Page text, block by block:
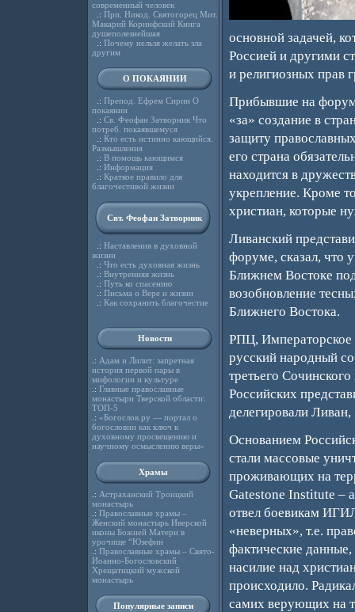
современный человек
.: Прп. Никод. Святогорец Мит.
Макарий Коринфский Книга
душеполезнейшая
.: Почему нельзя желать зла
другим
О ПОКАЯНИИ
.: Препод. Ефрем Сирин О
покаянии
.: Св. Феофан Затворник Что
потреб. покаявшемуся
.: Кто есть истинно кающийся.
Размышления
.: В помощь кающимся
.: Информация
.: Краткое правило для
благочестивой жизни
Свт. Феофан Затворник
.: Наставления в духовной
жизни
.: Что есть духовная жизнь
.: Внутренняя жизнь
.: Путь ко спасению
.: Письма о Вере и жизни
.: Как сохранить благочестие
Новости
.: Адам и Лилит: запретная
история первой пары в
мифологии и культуре
.: Главные православные
монастыри Тверской области:
ТОП-5
.: «Богослов.ру — портал о
богословии как ключ к
духовному просвещению и
научному осмыслению веры»
Храмы
.: Астраханский Троицкий
монастырь
.: Православные храмы –
Женский монастырь Иверской
иконы Божией Матери в
урочище “Юзефин
.: Православные храмы – Свято-
Иоанно-Богословский
Хрещатицкий мужской
монастырь
Популярные записи
основной задачей,
Россией и другими
и религиозных прав
Прибывшие на форум
«за» создание в
защиту
его страна
находится в
укрепление. Кроме
христиан, которые
Ливанский
форуме, сказал, что
Ближнем Востоке
возобновление
Ближнего Востока.
РПЦ, Императорское
русский народный
третьего
Российских
делегировали
Основанием
стали массовые
проживающих на
Gatestone Institute –
отвел боевикам
«неверных», т.е.
фактические
насилие над
происходило.
самих верующих на